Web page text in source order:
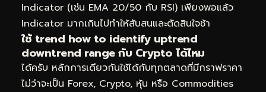
Indicator (เช่น EMA 20/50 กับ RSI) เพียงพอแล้ว
Indicator มากเกินไปทำให้สับสนและตัดสินใจช้า
ใช้ trend how to identify uptrend
downtrend range กับ Crypto ได้ไหม
ได้ครับ หลักการเดียวกันใช้ได้กับทุกตลาดที่มีกราฟราคา
ไม่ว่าจะเป็น Forex, Crypto, หุ้น หรือ Commodities